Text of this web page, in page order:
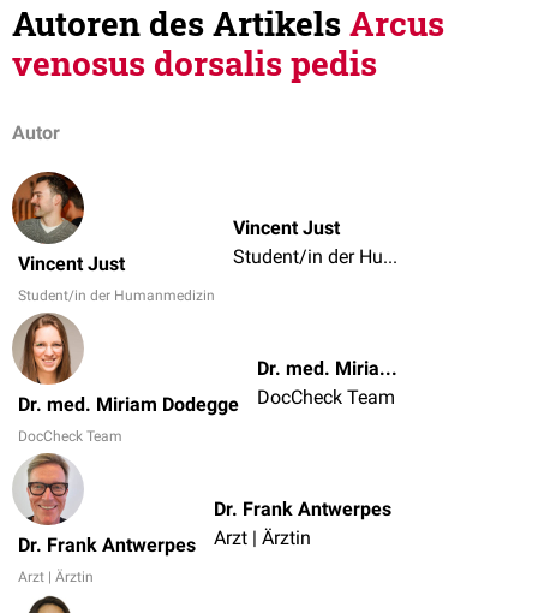
Autoren des ArtikelsArcus
venosus dorsalis pedis
Autor
Vincent Just
Student/in der Humanmedizin
Vincent Just
Student/in der Humanmedizin
Dr. med. Miriam Dodegge
DocCheck Team
Dr. med. Miriam Dodegge
DocCheck Team
Dr. Frank Antwerpes
Arzt | Ärztin
Dr. Frank Antwerpes
Arzt | Ärztin